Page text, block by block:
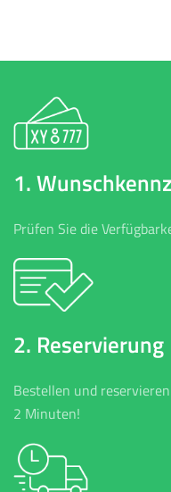
1.
Prüfen Sie die
2. Reservierung
Bestellen und
2 Minuten!